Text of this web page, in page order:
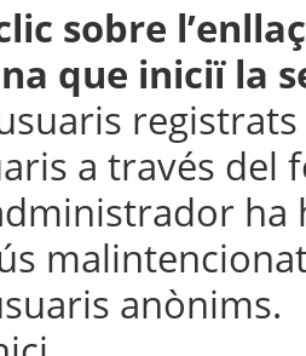
sobre
que iniciï la
a través
anònims.